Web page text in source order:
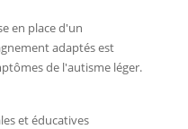
en place d'un
adaptés est
de l'autisme léger.
et éducatives